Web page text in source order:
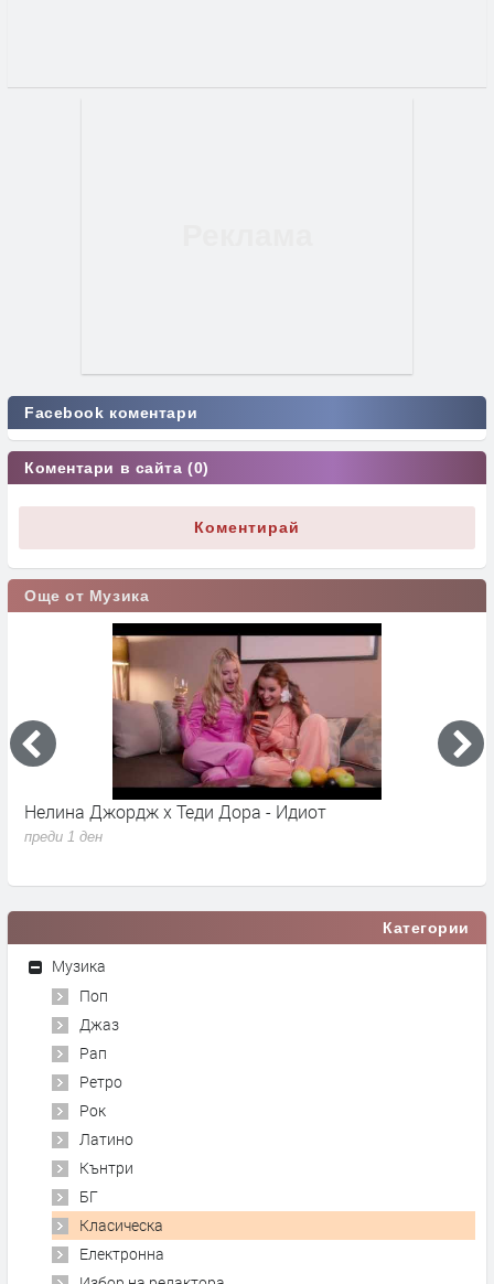
Facebook коментари
Коментари в сайта (0)
Коментирай
Още от Музика
Нелина Джордж x Теди Дора - Идиот
преди 1 ден
Категории
Музика
Поп
Джаз
Рап
Ретро
Рок
Латино
Кънтри
БГ
Класическа
Електронна